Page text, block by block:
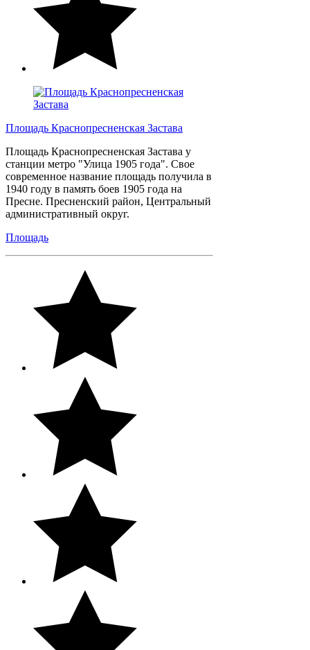
Площадь Краснопресненская Застава
Площадь Краснопресненская Застава у
станции метро "Улица 1905 года". Свое
современное название площадь получила в
1940 году в память боев 1905 года на
Пресне. Пресненский район, Центральный
административный округ.
Площадь